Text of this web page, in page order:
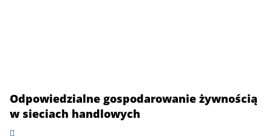
Odpowiedzialne gospodarowanie żywnością
w sieciach handlowych